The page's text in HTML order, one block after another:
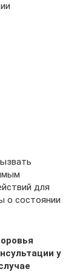
для
о состоянии
у